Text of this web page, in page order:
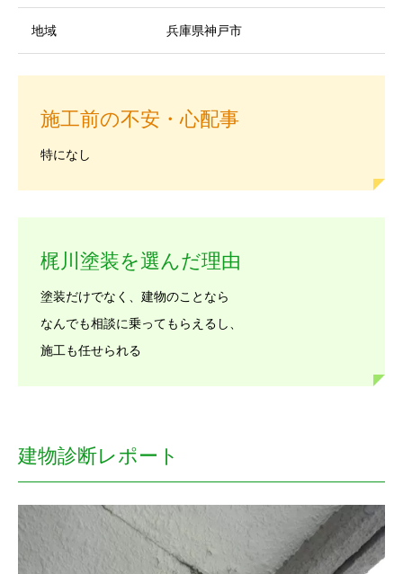
地域 兵庫県神戸市
施工前の不安・心配事
特になし
梶川塗装を選んだ理由
塗装だけでなく、建物のことなら
なんでも相談に乗ってもらえるし、
施工も任せられる
建物診断レポート